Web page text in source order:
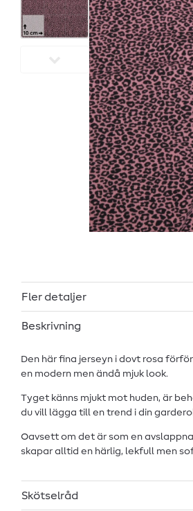
Fler detaljer
Beskrivning
Den här fina jerseyn i dovt rosa
en modern men ändå mjuk look.
Tyget känns mjukt mot huden, är
du vill lägga till en trend i din
Oavsett om det är som en
skapar alltid en härlig, lekfull men
Skötselråd